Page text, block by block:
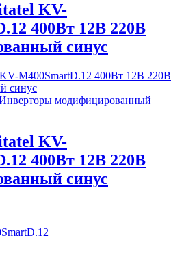
KV-
400Вт 12В 220В
синус
модифицированный
KV-
400Вт 12В 220В
синус